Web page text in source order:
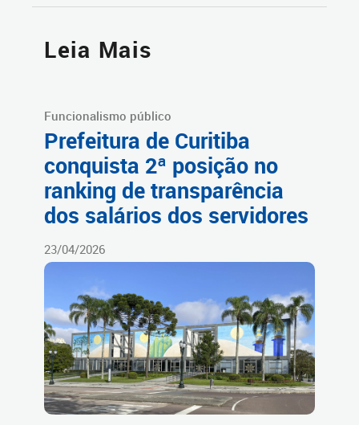
Leia Mais
Funcionalismo público
Prefeitura de Curitiba
conquista 2ª posição no
ranking de transparência
dos salários dos servidores
23/04/2026